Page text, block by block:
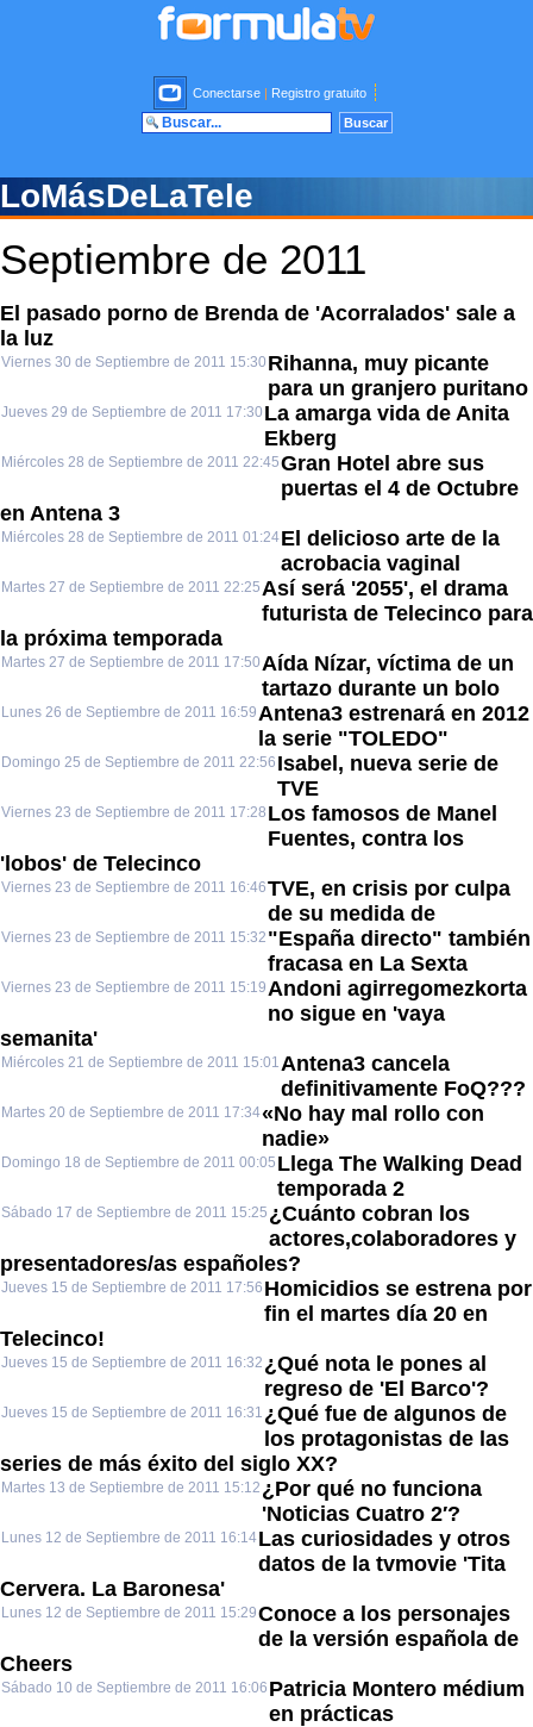
Conectarse | Registro gratuito
LoMásDeLaTele
Septiembre de 2011
El pasado porno de Brenda de 'Acorralados' sale a
la luz
Viernes 30 de Septiembre de 2011 15:30 Rihanna, muy picante
para un granjero puritano
Jueves 29 de Septiembre de 2011 17:30 La amarga vida de Anita
Ekberg
Miércoles 28 de Septiembre de 2011 22:45Gran Hotel abre sus
puertas el 4 de Octubre
en Antena 3
Miércoles 28 de Septiembre de 2011 01:24El delicioso arte de la
acrobacia vaginal
Martes 27 de Septiembre de 2011 22:25Así será '2055', el drama
futurista de Telecinco para
la próxima temporada
Martes 27 de Septiembre de 2011 17:50Aída Nízar, víctima de un
tartazo durante un bolo
Lunes 26 de Septiembre de 2011 16:59Antena3 estrenará en 2012
la serie "TOLEDO"
Domingo 25 de Septiembre de 2011 22:56 Isabel, nueva serie de
TVE
Viernes 23 de Septiembre de 2011 17:28 Los famosos de Manel
Fuentes, contra los
'lobos' de Telecinco
Viernes 23 de Septiembre de 2011 16:46TVE, en crisis por culpa
de su medida de
Viernes 23 de Septiembre de 2011 15:32 "España directo" también
fracasa en La Sexta
Viernes 23 de Septiembre de 2011 15:19Andoni agirregomezkorta
no sigue en 'vaya
semanita'
Miércoles 21 de Septiembre de 2011 15:01Antena3 cancela
definitivamente FoQ???
Martes 20 de Septiembre de 2011 17:34«No hay mal rollo con
nadie»
Domingo 18 de Septiembre de 2011 00:05 Llega The Walking Dead
temporada 2
Sábado 17 de Septiembre de 2011 15:25 ¿Cuánto cobran los
actores,colaboradores y
presentadores/as españoles?
Jueves 15 de Septiembre de 2011 17:56 Homicidios se estrena por
fin el martes día 20 en
Telecinco!
Jueves 15 de Septiembre de 2011 16:32 ¿Qué nota le pones al
regreso de 'El Barco'?
Jueves 15 de Septiembre de 2011 16:31 ¿Qué fue de algunos de
los protagonistas de las
series de más éxito del siglo XX?
Martes 13 de Septiembre de 2011 15:12 ¿Por qué no funciona
'Noticias Cuatro 2′?
Lunes 12 de Septiembre de 2011 16:14Las curiosidades y otros
datos de la tvmovie 'Tita
Cervera. La Baronesa'
Lunes 12 de Septiembre de 2011 15:29Conoce a los personajes
de la versión española de
Cheers
Sábado 10 de Septiembre de 2011 16:06 Patricia Montero médium
en prácticas